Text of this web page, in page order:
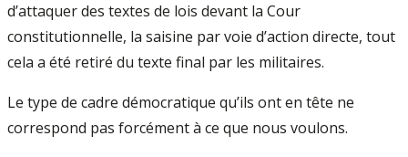
d’attaquer des textes de lois devant la Cour
constitutionnelle, la saisine par voie d’action directe, tout
cela a été retiré du texte final par les militaires.
Le type de cadre démocratique qu’ils ont en tête ne
correspond pas forcément à ce que nous voulons.